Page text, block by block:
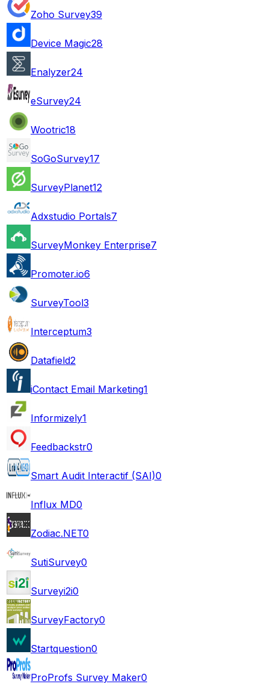
Zoho Survey39
Device Magic28
Enalyzer24
eSurvey24
Wootric18
SoGoSurvey17
SurveyPlanet12
Adxstudio Portals7
SurveyMonkey Enterprise7
Promoter.io6
SurveyTool3
Interceptum3
Datafield2
iContact Email Marketing1
Informizely1
Feedbackstr0
Smart Audit Interactif (SAI)0
Influx MD0
Zodiac.NET0
SutiSurvey0
Surveyi2i0
SurveyFactory0
Startquestion0
ProProfs Survey Maker0